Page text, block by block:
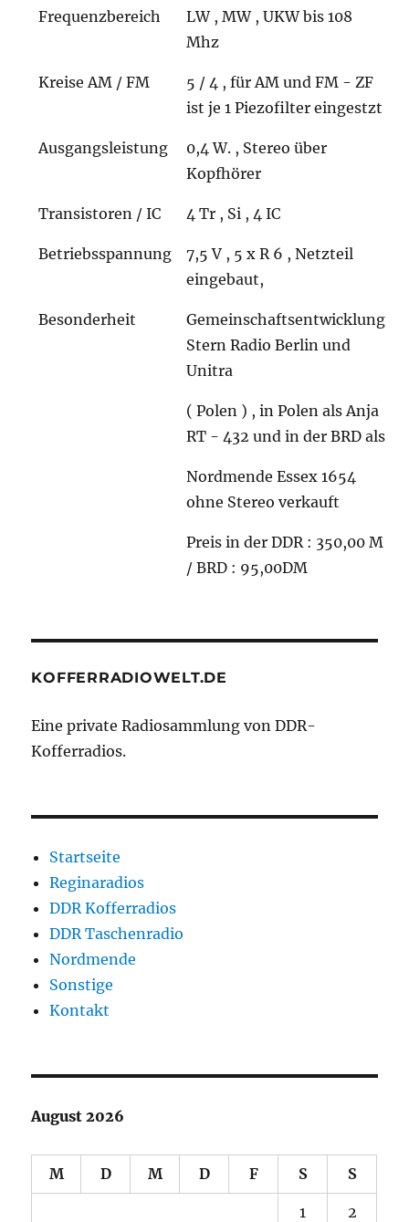
Frequenzbereich
LW , MW , UKW bis 108
Mhz
Kreise AM / FM
5 / 4 , für AM und FM - ZF
ist je 1 Piezofilter eingestzt
Ausgangsleistung
0,4 W. , Stereo über
Kopfhörer
Transistoren / IC 4 Tr , Si , 4 IC
Betriebsspannung
7,5 V , 5 x R 6 , Netzteil
eingebaut,
Besonderheit
Gemeinschaftsentwicklung
Stern Radio Berlin und
Unitra
( Polen ) , in Polen als Anja
RT - 432 und in der BRD als
Nordmende Essex 1654
ohne Stereo verkauft
Preis in der DDR : 350,00 M
/ BRD : 95,00DM
KOFFERRADIOWELT.DE
Eine private Radiosammlung von DDR-
Kofferradios.
Startseite
Reginaradios
DDR Kofferradios
DDR Taschenradio
Nordmende
Sonstige
Kontakt
August 2026
M D M D F S S
1 2